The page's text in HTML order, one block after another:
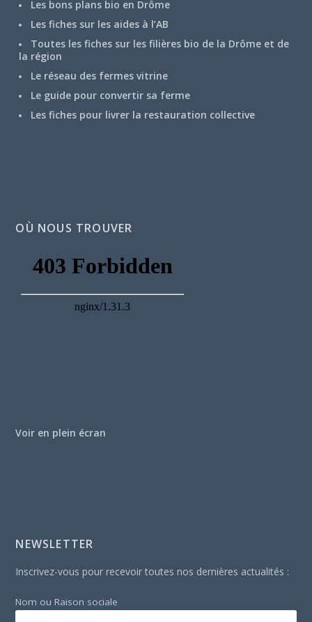
Les bons plans bio en Drôme
Les fiches sur les aides à l’AB
Toutes les fiches sur les filières bio de la Drôme et de
la région
Le réseau des fermes vitrine
Le guide pour convertir sa ferme
Les fiches pour livrer la restauration collective
OÙ NOUS TROUVER
Voir en plein écran
NEWSLETTER
Inscrivez-vous pour recevoir toutes nos dernières actualités :
Nom ou Raison sociale